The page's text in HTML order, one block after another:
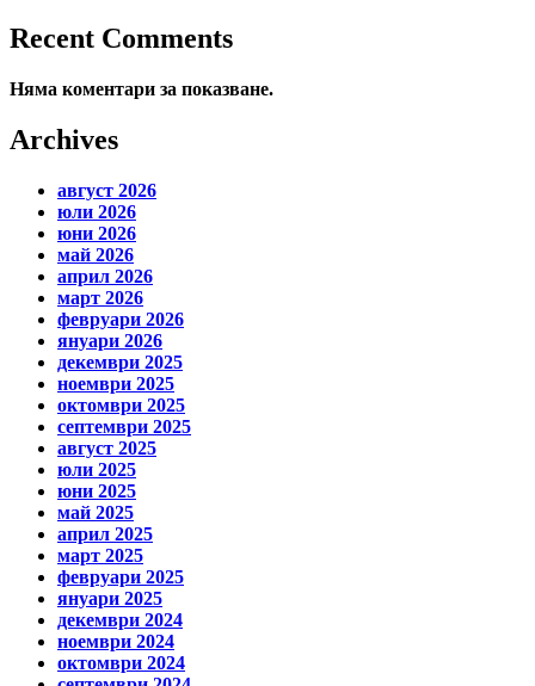
Recent Comments
Няма коментари за показване.
Archives
август 2026
юли 2026
юни 2026
май 2026
април 2026
март 2026
февруари 2026
януари 2026
декември 2025
ноември 2025
октомври 2025
септември 2025
август 2025
юли 2025
юни 2025
май 2025
април 2025
март 2025
февруари 2025
януари 2025
декември 2024
ноември 2024
октомври 2024